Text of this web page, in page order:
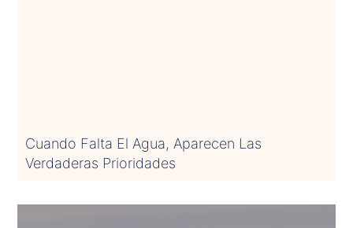
Cuando Falta El Agua, Aparecen Las
Verdaderas Prioridades